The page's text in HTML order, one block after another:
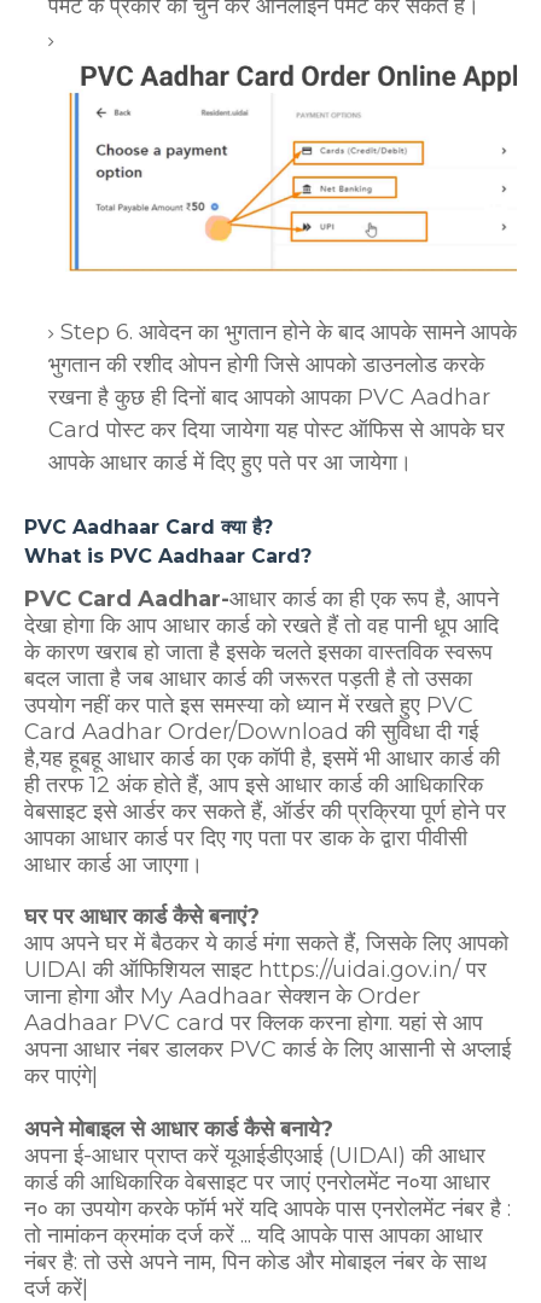
पेमेंट के प्रकार का चुन कर ऑनलाइन पेमेंट कर सकते है।
Step 6. आवेदन का भुगतान होने के बाद आपके सामने आपके
भुगतान की रशीद ओपन होगी जिसे आपको डाउनलोड करके
रखना है कुछ ही दिनों बाद आपको आपका PVC Aadhar
Card पोस्ट कर दिया जायेगा यह पोस्ट ऑफिस से आपके घर
आपके आधार कार्ड में दिए हुए पते पर आ जायेगा।
PVC Aadhaar Card क्या है?
What is PVC Aadhaar Card?
PVC Card Aadhar-आधार कार्ड का ही एक रूप है, आपने
देखा होगा कि आप आधार कार्ड को रखते हैं तो वह पानी धूप आदि
के कारण खराब हो जाता है इसके चलते इसका वास्तविक स्वरूप
बदल जाता है जब आधार कार्ड की जरूरत पड़ती है तो उसका
उपयोग नहीं कर पाते इस समस्या को ध्यान में रखते हुए PVC
Card Aadhar Order/Download की सुविधा दी गई
है,यह हूबहू आधार कार्ड का एक कॉपी है, इसमें भी आधार कार्ड की
ही तरफ 12 अंक होते हैं, आप इसे आधार कार्ड की आधिकारिक
वेबसाइट इसे आर्डर कर सकते हैं, ऑर्डर की प्रक्रिया पूर्ण होने पर
आपका आधार कार्ड पर दिए गए पता पर डाक के द्वारा पीवीसी
आधार कार्ड आ जाएगा।
घर पर आधार कार्ड कैसे बनाएं?
आप अपने घर में बैठकर ये कार्ड मंगा सकते हैं, जिसके लिए आपको
UIDAI की ऑफिशियल साइट https://uidai.gov.in/ पर
जाना होगा और My Aadhaar सेक्शन के Order
Aadhaar PVC card पर क्लिक करना होगा. यहां से आप
अपना आधार नंबर डालकर PVC कार्ड के लिए आसानी से अप्लाई
कर पाएंगे|
अपने मोबाइल से आधार कार्ड कैसे बनाये?
अपना ई-आधार प्राप्त करें यूआईडीएआई (UIDAI) की आधार
कार्ड की आधिकारिक वेबसाइट पर जाएं एनरोलमेंट न०या आधार
न० का उपयोग करके फॉर्म भरें यदि आपके पास एनरोलमेंट नंबर है :
तो नामांकन क्रमांक दर्ज करें ... यदि आपके पास आपका आधार
नंबर है: तो उसे अपने नाम, पिन कोड और मोबाइल नंबर के साथ
दर्ज करें|